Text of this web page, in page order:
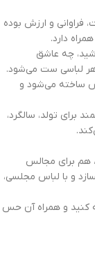
فراوانی و ارزش بوده
دارد.
چه عاشق
هر لباسی ست می‌شود.
خالص ساخته می‌شود و
برای تولد، سالگرد،
هم برای مجالس
و با لباس مجلسی،
کنید و همراه آن حس